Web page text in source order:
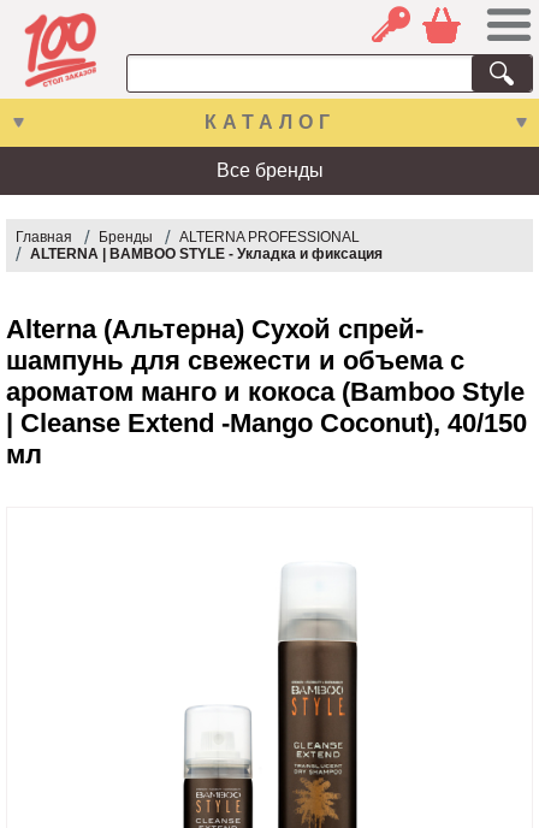
КАТАЛОГ
Все бренды
Главная Бренды
ALTERNA PROFESSIONAL
ALTERNA | BAMBOO STYLE - Укладка и фиксация
Alterna (Альтерна) Сухой спрей-
шампунь для свежести и объема c
ароматом манго и кокоса (Bamboo Style
| Cleanse Extend -Mango Coconut), 40/150
мл